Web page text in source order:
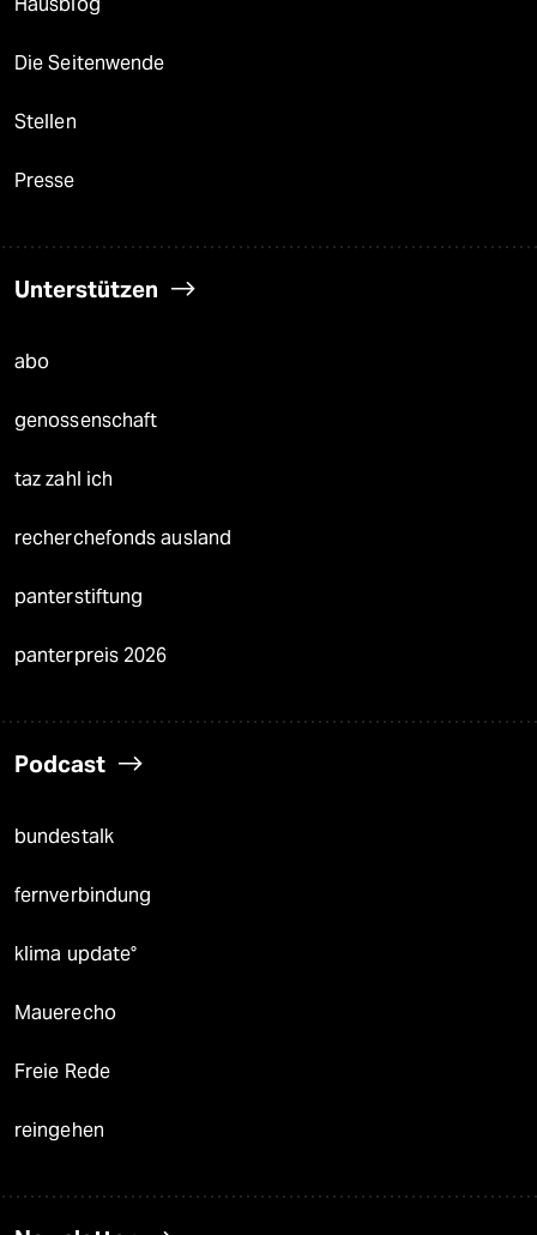
Die Seitenwende
Stellen
Presse
Unterstützen
abo
genossenschaft
taz zahl ich
recherchefonds ausland
panterstiftung
panterpreis 2026
Podcast
bundestalk
fernverbindung
klima update°
Mauerecho
Freie Rede
reingehen